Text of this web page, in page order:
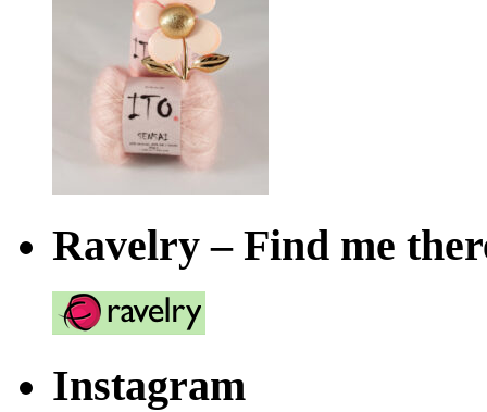
Ravelry – Find me
Instagram